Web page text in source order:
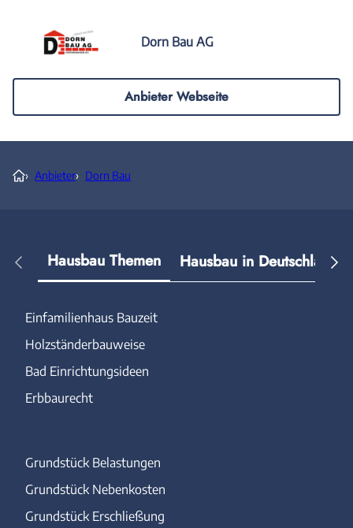
Dorn Bau AG
Anbieter Webseite
› Anbieter› Dorn Bau
Hausbau Themen Hausbau in Deutschland
Einfamilienhaus Bauzeit
Holzständerbauweise
Bad Einrichtungsideen
Erbbaurecht
Grundstück Belastungen
Grundstück Nebenkosten
Grundstück Erschließung